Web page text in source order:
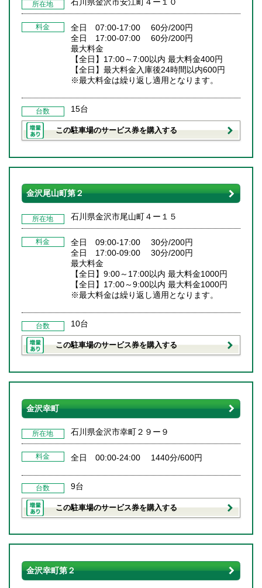
所在地 石川県金沢市安江町４ー１０
料金
全日 07:00-17:00 60分/200円
全日 17:00-07:00 60分/200円
最大料金
【全日】17:00～7:00以内 最大料金400円
【全日】最大料金入庫後24時間以内600円
※最大料金は繰り返し適用となります。
台数 15台
この駐車場のサービス券を購入する
金沢尾山町第２
所在地 石川県金沢市尾山町４ー１５
料金
全日 09:00-17:00 30分/200円
全日 17:00-09:00 30分/200円
最大料金
【全日】9:00～17:00以内 最大料金1000円
【全日】17:00～9:00以内 最大料金1000円
※最大料金は繰り返し適用となります。
台数 10台
この駐車場のサービス券を購入する
金沢幸町
所在地 石川県金沢市幸町２９ー９
料金 全日 00:00-24:00 1440分/600円
台数 9台
この駐車場のサービス券を購入する
金沢幸町第２